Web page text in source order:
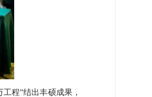
程”结出丰硕成果，